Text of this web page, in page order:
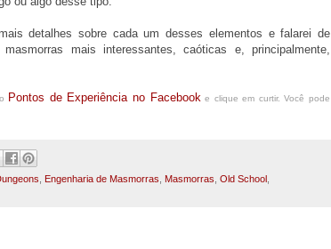
detalhes sobre cada um desses elementos e falarei de
mais interessantes, caóticas e, principalmente,
Pontos de Experiência no Facebooke clique em curtir. Você pode
Engenharia de Masmorras Masmorras Old School